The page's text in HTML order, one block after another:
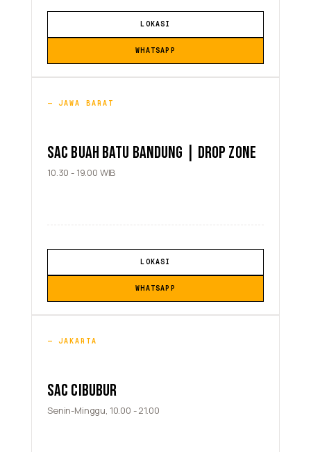
LOKASI
WHATSAPP
JAWA BARAT
SAC BUAH BATU BANDUNG | DROP ZONE
10.30 - 19.00 WIB
LOKASI
WHATSAPP
JAKARTA
SAC CIBUBUR
Senin-Minggu, 10.00 - 21.00